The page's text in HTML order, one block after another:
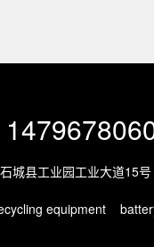
城县工业园工业大道15号
equipment